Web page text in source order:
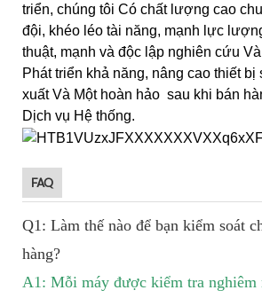
triển, chúng tôi Có chất lượng cao
đội, khéo léo tài năng, mạnh lực
thuật, mạnh và độc lập nghiên cứu Và
Phát triển khả năng, nâng cao thiết bị
xuất Và Một hoàn hảo sau khi bán
Dịch vụ Hệ thống.
FAQ
Q1: Làm thế nào để bạn kiểm soát
hàng?
A1: Mỗi máy được kiểm tra nghiêm